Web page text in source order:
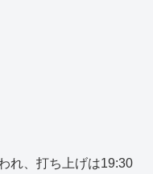
れ、打ち上げは19:30